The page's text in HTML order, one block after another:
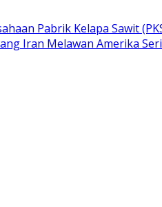
Pabrik Kelapa Sawit
Iran Melawan Amerika